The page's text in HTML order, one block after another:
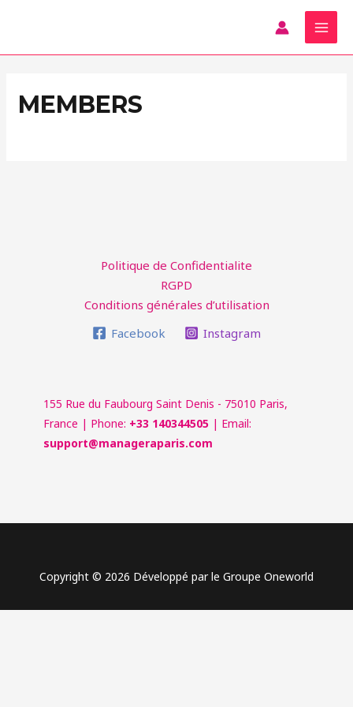
MEMBERS
Politique de Confidentialite
RGPD
Conditions générales d’utilisation
Facebook
Instagram
155 Rue du Faubourg Saint Denis - 75010 Paris,
France | Phone: +33 140344505 | Email:
support@manageraparis.com
Copyright © 2026 Développé par le Groupe Oneworld